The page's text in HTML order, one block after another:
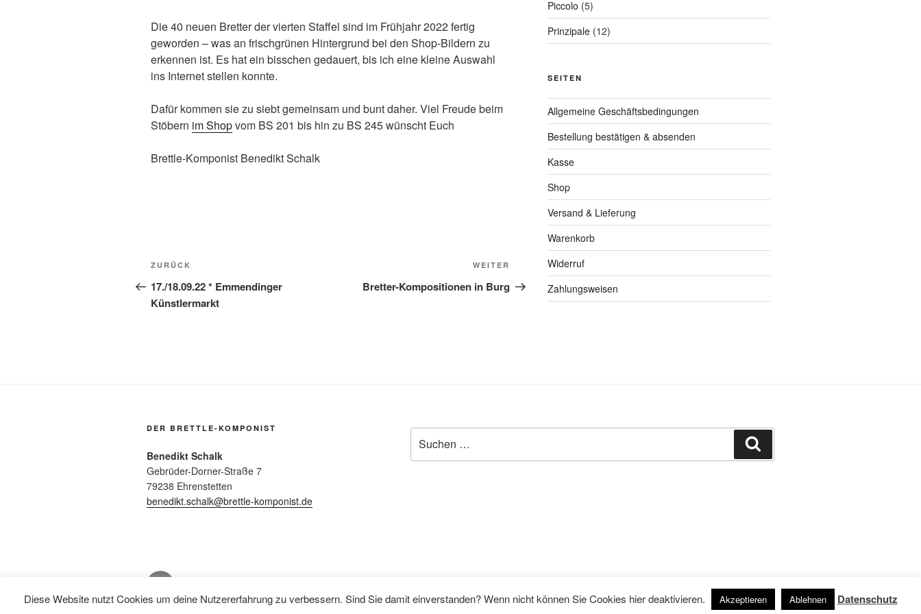
Die 40 neuen Bretter der vierten Staffel sind im Frühjahr 2022 fertig
geworden – was an frischgrünen Hintergrund bei den Shop-Bildern zu
erkennen ist. Es hat ein bisschen gedauert, bis ich eine kleine Auswahl
ins Internet stellen konnte.
Dafür kommen sie zu siebt gemeinsam und bunt daher. Viel Freude beim
Stöbern im Shopvom BS 201 bis hin zu BS 245 wünscht Euch
Brettle-Komponist Benedikt Schalk
Beitragsnavigation
Vorheriger
Beitrag
ZURÜCK
17./18.09.22 * Emmendinger
Künstlermarkt
Nächster
Beitrag
WEITER
Bretter-Kompositionen in Burg
Piccolo (5)
Prinzipale (12)
SEITEN
Allgemeine Geschäftsbedingungen
Bestellung bestätigen & absenden
Kasse
Shop
Versand & Lieferung
Warenkorb
Widerruf
Zahlungsweisen
DER BRETTLE-KOMPONIST
Benedikt Schalk
Gebrüder-Dorner-Straße 7
79238 Ehrenstetten
benedikt.schalk@brettle-komponist.de
nach:
Facebook
Diese Website nutzt Cookies um deine Nutzererfahrung zu verbessern. Sind Sie damit einverstanden? Wenn nicht können Sie Cookies hier deaktivieren. Akzeptieren Ablehnen Datenschutz